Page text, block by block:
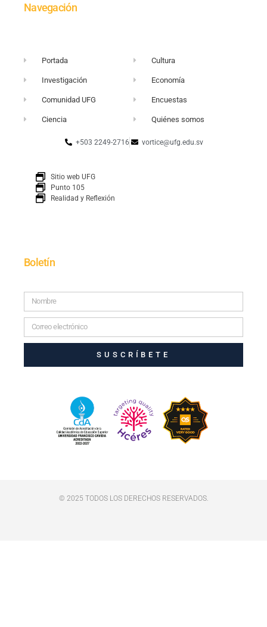
Navegación
Portada
Investigación
Comunidad UFG
Ciencia
Cultura
Economía
Encuestas
Quiénes somos
+503 2249-2716 vortice@ufg.edu.sv
Sitio web UFG
Punto 105
Realidad y Reflexión
Boletín
SUSCRÍBETE
© 2025 TODOS LOS DERECHOS RESERVADOS.